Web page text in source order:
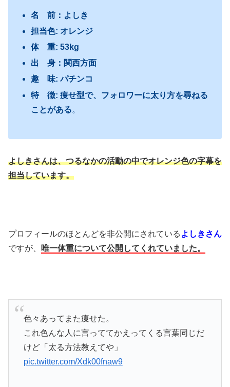
名 前：よしき
担当色: オレンジ
体 重: 53kg
出 身：関西方面
趣 味: パチンコ
特 徴: 痩せ型で、フォロワーに太り方を尋ねる
ことがある。
よしきさんは、つるなかの活動の中でオレンジ色の字幕を
担当しています。
プロフィールのほとんどを非公開にされている よしきさん
ですが、
唯一体重について公開してくれていました。
色々あってまた痩せた。
これ色んな人に言っててかえってくる言葉同じだ
けど「太る方法教えてや」
pic.twitter.com/Xdk00fnaw9